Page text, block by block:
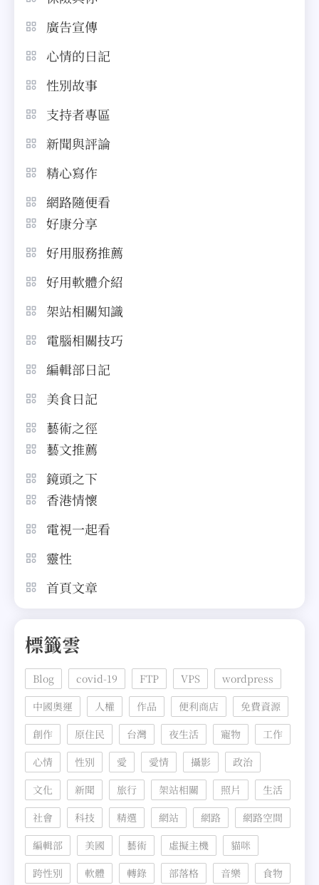
廣告宣傳
心情的日記
性別故事
支持者專區
新聞與評論
精心寫作
網路隨便看
好康分享
好用服務推薦
好用軟體介紹
架站相關知識
電腦相關技巧
編輯部日記
美食日記
藝術之徑
藝文推薦
鏡頭之下
香港情懷
電視一起看
靈性
首頁文章
標籤雲
Blog covid-19 FTP VPS
wordpress
中國奧運
人權 作品 便利商店
免費資源
創作
原住民 台灣 夜生活 寵物
工作
心情
性別 愛 愛情 攝影
政治
文化
新聞 旅行 架站相關 照片
生活
社會
科技 精選 網站 網路
網路空間
編輯部
美國 藝術 虛擬主機
貓咪
跨性別
軟體 轉錄 部落格 音樂 食物